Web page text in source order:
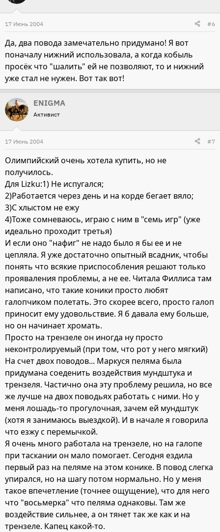
17 Июнь 2004 #6
Да, два повода замечательно придумано! Я вот
поначалу нижний использовала, а когда кобыль
просёк что "шалить" ей не позволяют, то и нижний
уже стал не нужен. Вот так вот!
ENIGMA
Активист
17 Июнь 2004 #7
Олимпийский очень хотела купить, но не
получилось.
Для Lizku:1) Не испугался;
2)Работается через день и на корде бегает вяло;
3)С хлыстом не ежу
4)Тоже сомневаюсь, играю с ним в "семь игр" (уже
идеально проходит третья)
И если оно "нафиг" не надо было я бы ее и не
цепляла. Я уже достаточно опытный всадник, чтобы
понять что всякие приспособления решают только
прояваления проблемы, а не ее. Читала Филлиса там
написано, что такие коники просто любят
галопчиком полетать. Это скорее всего, просто галоп
приносит ему удовольствие. Я б давала ему больше,
но он начинает хромать.
Просто на трензеле он иногда ну просто
неконтролируемый (при том, что рот у него мягкий)
На счет двох поводов... Маркуся пеляма была
придумана соеденить воздействия мундштука и
трензеля. Частично она эту проблему решила, но все
же лучше на двох поводьях работать с ними. Но у
меня лошадь-то прогулочная, зачем ей мундштук
(хотя я занимаюсь выездкой). И в начале я говорила
что езжу с перемычкой.
Я очень много работала на трензеле, но на галопе
при таскании он мало помогает. Сегодня ездила
первый раз на пеляме на этом конике. В повод слегка
упирался, но на шагу потом нормально. Но у меня
такое впечетление (точнее ощущение), что для него
что "восьмерка" что пеляма однаковы. Там же
воздействие сильнее, а он тянет так же как и на
трензеле. Капец какой-то.